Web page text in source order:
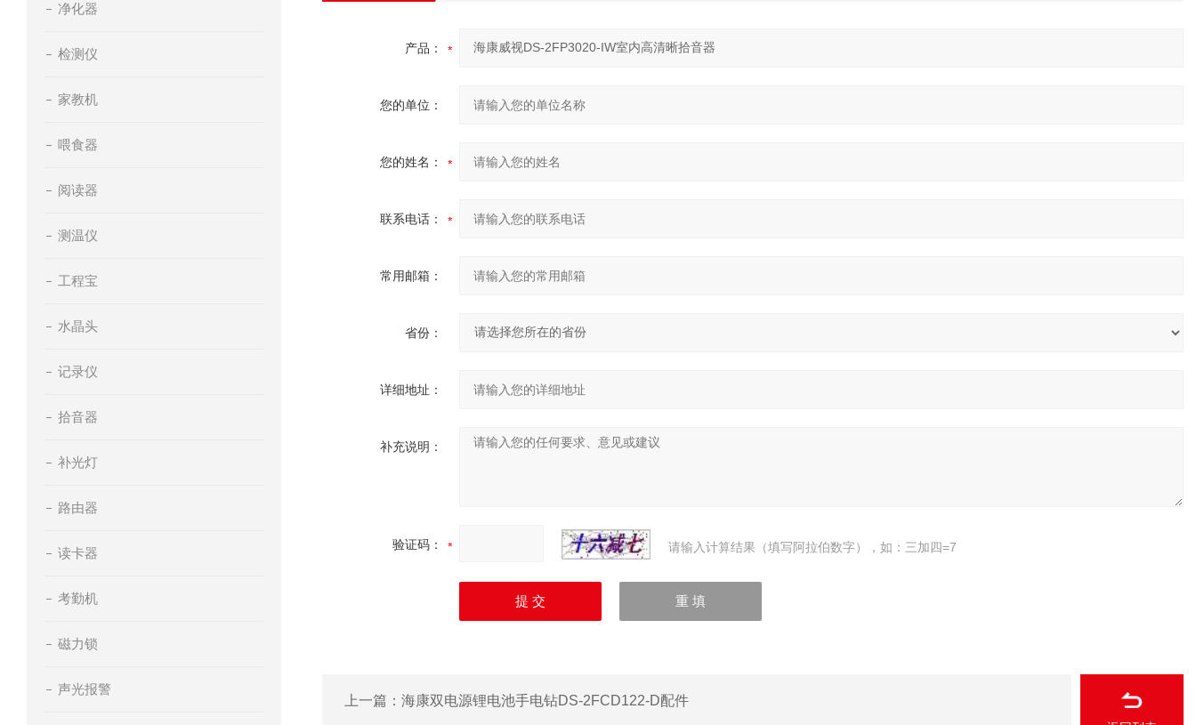
净化器
检测仪
家教机
喂食器
阅读器
测温仪
工程宝
水晶头
记录仪
拾音器
补光灯
路由器
读卡器
考勤机
磁力锁
声光报警
产品：
您的单位：
您的姓名：
联系电话：
常用邮箱：
省份：
详细地址：
补充说明：
验证码： 请输入计算结果（填写阿拉伯数字），如：三加四=7
上一篇： 海康双电源锂电池手电钻DS-2FCD122-D配件